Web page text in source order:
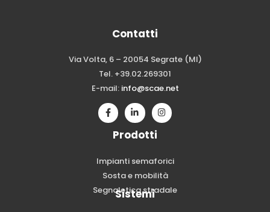
Contatti
Via Volta, 6 – 20054 Segrate (MI)
Tel. +39.02.269301
E-mail: info@scae.net
Prodotti
Impianti semaforici
Sosta e mobilità
Segnaletica stradale
Sistemi